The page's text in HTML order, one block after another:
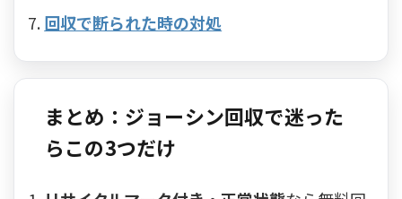
回収で断られた時の対処
まとめ：ジョーシン回収で迷った
らこの3つだけ